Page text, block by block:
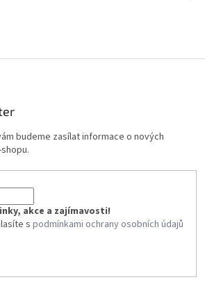
budeme zasílat informace o nových
akce a zajímavosti!
s podmínkami ochrany osobních údajů